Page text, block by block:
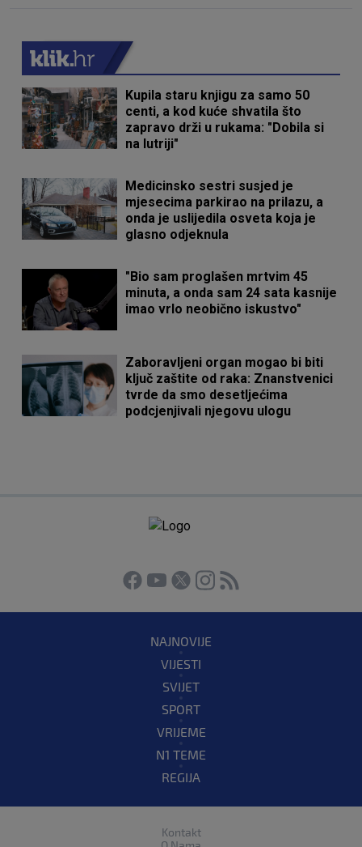
Kupila staru knjigu za samo 50
centi, a kod kuće shvatila što
zapravo drži u rukama: "Dobila si
na lutriji"
Medicinsko sestri susjed je
mjesecima parkirao na prilazu, a
onda je uslijedila osveta koja je
glasno odjeknula
"Bio sam proglašen mrtvim 45
minuta, a onda sam 24 sata kasnije
imao vrlo neobično iskustvo"
Zaboravljeni organ mogao bi biti
ključ zaštite od raka: Znanstvenici
tvrde da smo desetljećima
podcjenjivali njegovu ulogu
NAJNOVIJE
VIJESTI
SVIJET
SPORT
VRIJEME
N1 TEME
REGIJA
Kontakt